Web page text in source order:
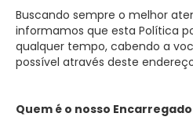
Buscando sempre o melhor
informamos que esta Política
qualquer tempo, cabendo a
possível através deste
Quem é o nosso